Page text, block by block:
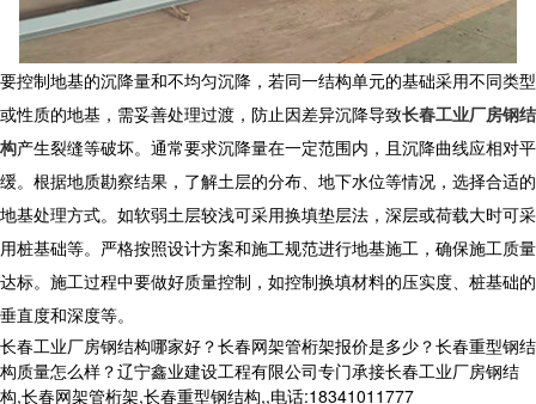
要控制地基的沉降量和不均匀沉降，若同一结构单元的基础采用不同类型
或性质的地基，需妥善处理过渡，防止因差异沉降导致长春工业厂房钢结
构产生裂缝等破坏。通常要求沉降量在一定范围内，且沉降曲线应相对平
缓。根据地质勘察结果，了解土层的分布、地下水位等情况，选择合适的
地基处理方式。如软弱土层较浅可采用换填垫层法，深层或荷载大时可采
用桩基础等。严格按照设计方案和施工规范进行地基施工，确保施工质量
达标。施工过程中要做好质量控制，如控制换填材料的压实度、桩基础的
垂直度和深度等。
长春工业厂房钢结构哪家好？长春网架管桁架报价是多少？长春重型钢结
构质量怎么样？辽宁鑫业建设工程有限公司专门承接长春工业厂房钢结
构,长春网架管桁架,长春重型钢结构,,电话:18341011777